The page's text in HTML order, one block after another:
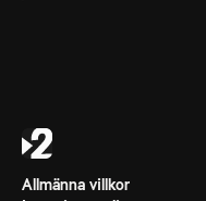
Allmänna villkor